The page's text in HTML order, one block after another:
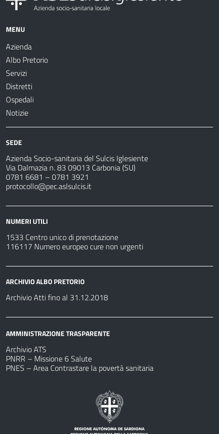
MENU
Azienda
Albo Pretorio
Servizi
Distretti
Ospedali
Notizie
SEDE
Azienda Socio-sanitaria del Sulcis Iglesiente
Via Dalmazia n. 83 09013 Carbonia (SU)
0781 6681 – 0781 3921
protocollo@pec.aslsulcis.it
NUMERI UTILI
1533 Centro unico di prenotazione
116117 Numero europeo cure non urgenti
ARCHIVIO ALBO PRETORIO
Archivio Atti fino al 31.12.2018
AMMINISTRAZIONE TRASPARENTE
Archivio ATS
PNRR – Missione 6 Salute
PNES – Area Contrastare la povertà sanitaria